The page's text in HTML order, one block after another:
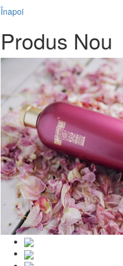
Înapoi
​Produs Nou